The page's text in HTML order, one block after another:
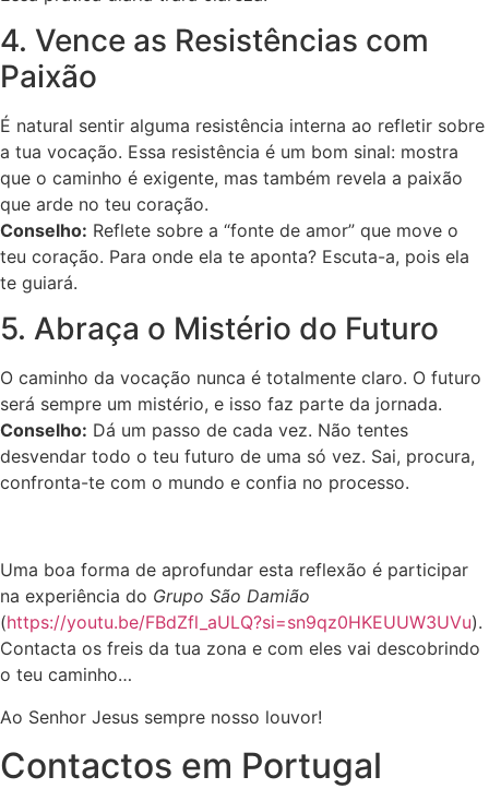
4. Vence as Resistências com
Paixão
É natural sentir alguma resistência interna ao refletir sobre
a tua vocação. Essa resistência é um bom sinal: mostra
que o caminho é exigente, mas também revela a paixão
que arde no teu coração.
Conselho: Reflete sobre a “fonte de amor” que move o
teu coração. Para onde ela te aponta? Escuta-a, pois ela
te guiará.
5. Abraça o Mistério do Futuro
O caminho da vocação nunca é totalmente claro. O futuro
será sempre um mistério, e isso faz parte da jornada.
Conselho: Dá um passo de cada vez. Não tentes
desvendar todo o teu futuro de uma só vez. Sai, procura,
confronta-te com o mundo e confia no processo.
Uma boa forma de aprofundar esta reflexão é participar
na experiência do Grupo São Damião
(https://youtu.be/FBdZfl_aULQ?si=sn9qz0HKEUUW3UVu).
Contacta os freis da tua zona e com eles vai descobrindo
o teu caminho…
Ao Senhor Jesus sempre nosso louvor!
Contactos em Portugal